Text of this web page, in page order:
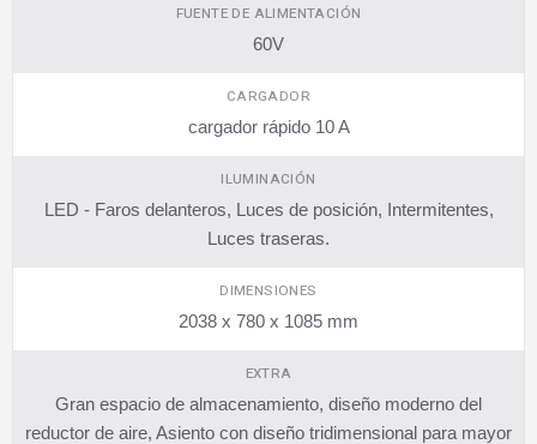
FUENTE DE ALIMENTACIÓN
60V
CARGADOR
cargador rápido 10 A
ILUMINACIÓN
LED - Faros delanteros, Luces de posición, Intermitentes,
Luces traseras.
DIMENSIONES
2038 x 780 x 1085 mm
EXTRA
Gran espacio de almacenamiento, diseño moderno del
reductor de aire, Asiento con diseño tridimensional para mayor